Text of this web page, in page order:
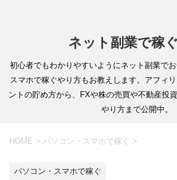
ネット副業で稼
初心者でもわかりやすいようにネット副業でお
スマホで稼ぐやり方もお教えします。アフィ
ントの貯め方から、FXや株の売買や不動産投
やり方まで公開中。
HOME > パソコン・スマホで稼ぐ >
パソコン・スマホで稼ぐ